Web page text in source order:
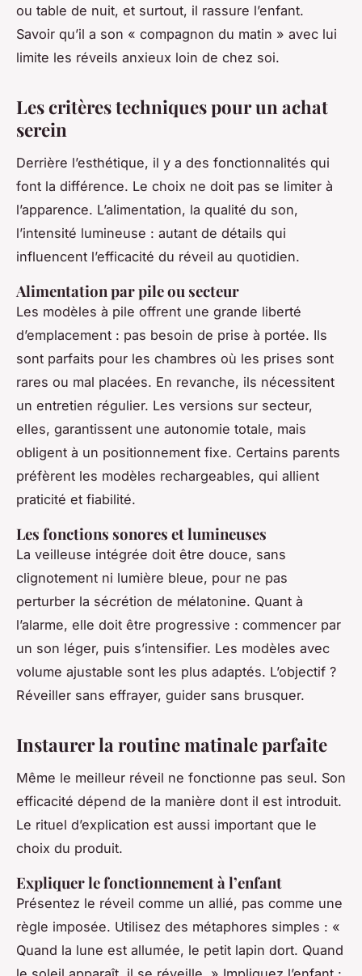
ou table de nuit, et surtout, il rassure l’enfant.
Savoir qu’il a son « compagnon du matin » avec lui
limite les réveils anxieux loin de chez soi.
Les critères techniques pour un achat
serein
Derrière l’esthétique, il y a des fonctionnalités qui
font la différence. Le choix ne doit pas se limiter à
l’apparence. L’alimentation, la qualité du son,
l’intensité lumineuse : autant de détails qui
influencent l’efficacité du réveil au quotidien.
Alimentation par pile ou secteur
Les modèles à pile offrent une grande liberté
d’emplacement : pas besoin de prise à portée. Ils
sont parfaits pour les chambres où les prises sont
rares ou mal placées. En revanche, ils nécessitent
un entretien régulier. Les versions sur secteur,
elles, garantissent une autonomie totale, mais
obligent à un positionnement fixe. Certains parents
préfèrent les modèles rechargeables, qui allient
praticité et fiabilité.
Les fonctions sonores et lumineuses
La veilleuse intégrée doit être douce, sans
clignotement ni lumière bleue, pour ne pas
perturber la sécrétion de mélatonine. Quant à
l’alarme, elle doit être progressive : commencer par
un son léger, puis s’intensifier. Les modèles avec
volume ajustable sont les plus adaptés. L’objectif ?
Réveiller sans effrayer, guider sans brusquer.
Instaurer la routine matinale parfaite
Même le meilleur réveil ne fonctionne pas seul. Son
efficacité dépend de la manière dont il est introduit.
Le rituel d’explication est aussi important que le
choix du produit.
Expliquer le fonctionnement à l’enfant
Présentez le réveil comme un allié, pas comme une
règle imposée. Utilisez des métaphores simples : «
Quand la lune est allumée, le petit lapin dort. Quand